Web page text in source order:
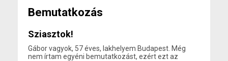
Bemutatkozás
Sziasztok!
Gábor vagyok, 57 éves, lakhelyem Budapest. Még
nem írtam egyéni bemutatkozást, ezért ezt az